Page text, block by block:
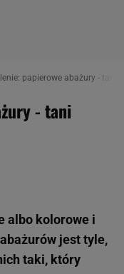
papierowe abażury - tani
- tani
albo kolorowe i
jest tyle,
taki, który